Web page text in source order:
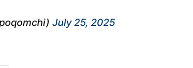
July 25, 2025